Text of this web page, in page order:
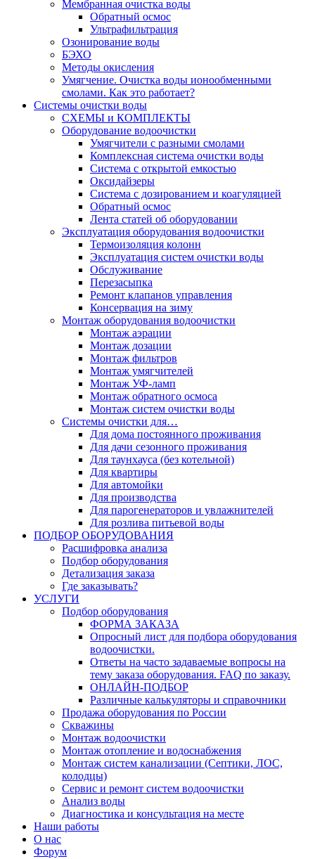
Мембранная очистка воды
Обратный осмос
Ультрафильтрация
Озонирование воды
БЭХО
Методы окисления
Умягчение. Очистка воды ионообменными
смолами. Как это работает?
Системы очистки воды
СХЕМЫ и КОМПЛЕКТЫ
Оборудование водоочистки
Умягчители с разными смолами
Комплексная система очистки воды
Система с открытой емкостью
Оксидайзеры
Система с дозированием и коагуляцией
Обратный осмос
Лента статей об оборудовании
Эксплуатация оборудования водоочистки
Термоизоляция колонн
Эксплуатация систем очистки воды
Обслуживание
Перезасыпка
Ремонт клапанов управления
Консервация на зиму
Монтаж оборудования водоочистки
Монтаж аэрации
Монтаж дозации
Монтаж фильтров
Монтаж умягчителей
Монтаж УФ-ламп
Монтаж обратного осмоса
Монтаж систем очистки воды
Системы очистки для…
Для дома постоянного проживания
Для дачи сезонного проживания
Для таунхауса (без котельной)
Для квартиры
Для автомойки
Для производства
Для парогенераторов и увлажнителей
Для розлива питьевой воды
ПОДБОР ОБОРУДОВАНИЯ
Расшифровка анализа
Подбор оборудования
Детализация заказа
Где заказывать?
УСЛУГИ
Подбор оборудования
ФОРМА ЗАКАЗА
Опросный лист для подбора оборудования
водоочистки.
Ответы на часто задаваемые вопросы на
тему заказа оборудования. FAQ по заказу.
ОНЛАЙН-ПОДБОР
Различные калькуляторы и справочники
Продажа оборудования по России
Скважины
Монтаж водоочистки
Монтаж отопление и водоснабжения
Монтаж систем канализации (Септики, ЛОС,
колодцы)
Сервис и ремонт систем водоочистки
Анализ воды
Диагностика и консультация на месте
Наши работы
О нас
Форум